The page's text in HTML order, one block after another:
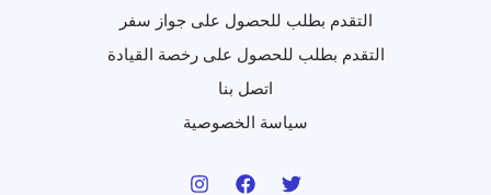
التقدم بطلب للحصول على جواز سفر
التقدم بطلب للحصول على رخصة القيادة
اتصل بنا
سياسة الخصوصية